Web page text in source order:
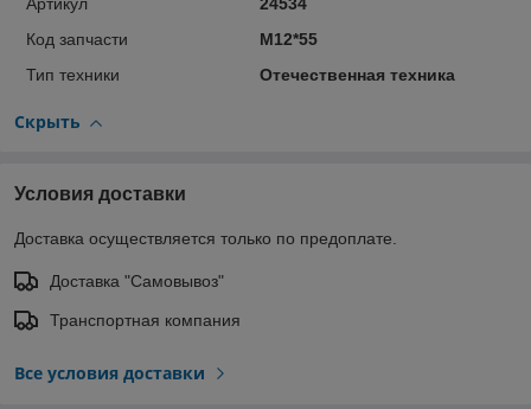
Код запчасти
М12*55
Тип техники
Отечественная техника
Скрыть
Условия доставки
Доставка осуществляется только по предоплате.
Доставка "Самовывоз"
Транспортная компания
Все условия доставки